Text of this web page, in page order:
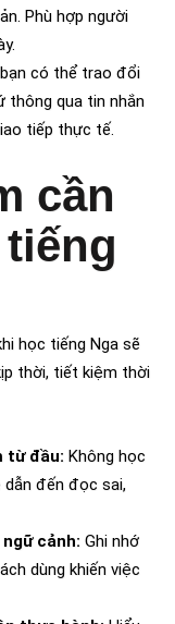
Phù hợp người
có thể trao đổi
thông qua tin nhắn
tiếp thực tế.
cần
học tiếng Nga sẽ
thời, tiết kiệm thời
từ đầu: Không học
dẫn đến đọc sai,
cảnh: Ghi nhớ
dùng khiến việc